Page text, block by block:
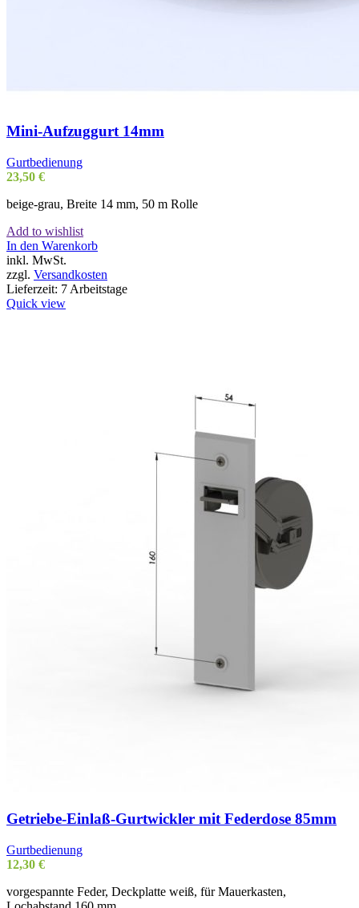
Mini-Aufzuggurt 14mm
Gurtbedienung
23,50 €
beige-grau, Breite 14 mm, 50 m Rolle
Add to wishlist
In den Warenkorb
inkl. MwSt.
zzgl. Versandkosten
Lieferzeit: 7 Arbeitstage
Quick view
Getriebe-Einlaß-Gurtwickler mit Federdose 85mm
Gurtbedienung
12,30 €
vorgespannte Feder, Deckplatte weiß, für Mauerkasten,